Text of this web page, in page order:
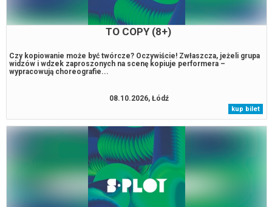
TO COPY (8+)
Czy kopiowanie może być twórcze? Oczywiście! Zwłaszcza, jeżeli grupa
widzów i wdzek zaproszonych na scenę kopiuje performera –
wypracowują choreografie...
08.10.2026, Łódź
kup bilet